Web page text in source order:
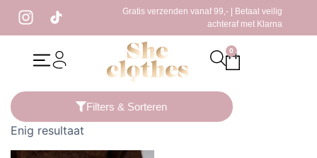
Gratis verzenden vanaf 99,- | Betaal veilig
achteraf met Klarna
0
/ Producten getagged “camel tas”
Filters & Sorteren
Enig resultaat